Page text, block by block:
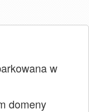
w
domeny